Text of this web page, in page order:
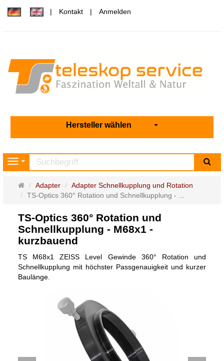
Kontakt Anmelden
Hersteller wählen
Navigation
Startseite
Adapter
Adapter Schnellkupplung und Rotation
TS-Optics 360° Rotation und Schnellkupplung - ...
TS-Optics 360° Rotation und
Schnellkupplung - M68x1 -
kurzbauend
TS M68x1 ZEISS Level Gewinde 360° Rotation und
Schnellkupplung mit höchster Passgenauigkeit und kurzer
Baulänge.